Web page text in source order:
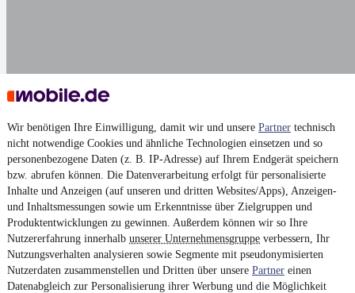
Wir benötigen Ihre Einwilligung, damit wir und unsere Partner technisch
nicht notwendige Cookies und ähnliche Technologien einsetzen und so
personenbezogene Daten (z. B. IP-Adresse) auf Ihrem Endgerät speichern
bzw. abrufen können. Die Datenverarbeitung erfolgt für personalisierte
Inhalte und Anzeigen (auf unseren und dritten Websites/Apps), Anzeigen-
und Inhaltsmessungen sowie um Erkenntnisse über Zielgruppen und
Produktentwicklungen zu gewinnen. Außerdem können wir so Ihre
Nutzererfahrung innerhalb unserer Unternehmensgruppe verbessern, Ihr
Nutzungsverhalten analysieren sowie Segmente mit pseudonymisierten
Nutzerdaten zusammenstellen und Dritten über unsere Partner einen
Datenabgleich zur Personalisierung ihrer Werbung und die Möglichkeit
Darstellung